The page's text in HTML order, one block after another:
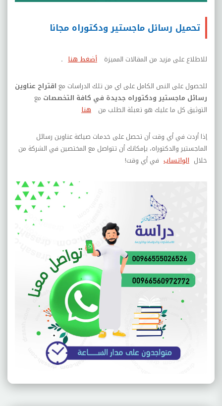
تحميل رسائل ماجستير ودكتوراه مجانا
للاطلاع على مزيد من المقالات المميزة أضغط هنا .
للحصول على النص الكامل على اي من تلك الدراسات مع اقتراح عناوين
رسائل ماجستير ودكتوراه جديدة في كافة التخصصات مع
التوثيق كل ما عليك هو تعبئة الطلب من هنا
إذا أردت في أي وقت أن تحصل على خدمات صياغة عناوين رسائل
الماجستير والدكتوراه، بإمكانك أن تتواصل مع المختصين في الشركة من
خلال الواتساب في أي وقت!